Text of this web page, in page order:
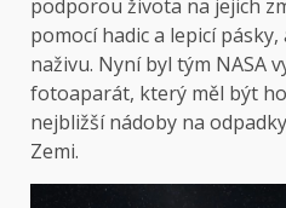
podporou života na jejich
pomocí hadic a lepicí
naživu. Nyní byl tým NASA
fotoaparát, který měl být
nejbližší nádoby na
Zemi.